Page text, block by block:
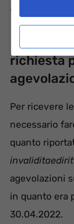
vantaggiose
Legge
richiesta
Per ricevere le
necessario
quanto
agevolazioni
in quanto era
30.04.2022.